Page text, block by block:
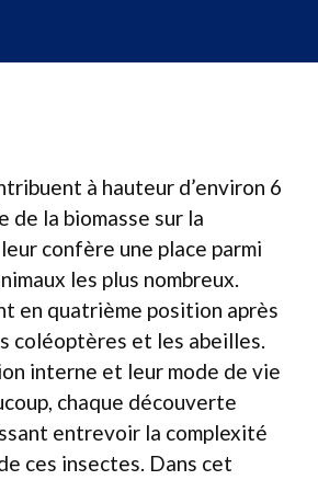
à hauteur d’environ 6
de la biomasse sur la
confère une place parmi
les plus nombreux.
en quatrième position après
coléoptères et les abeilles.
interne et leur mode de vie
chaque découverte
entrevoir la complexité
ces insectes. Dans cet